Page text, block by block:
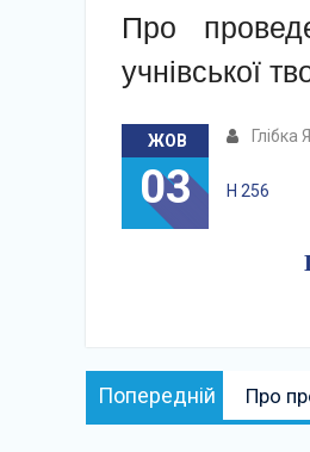
Про
учнівської
ЖОВ
03
Глібка
Н 256
Навігація
записів
Попередній Про